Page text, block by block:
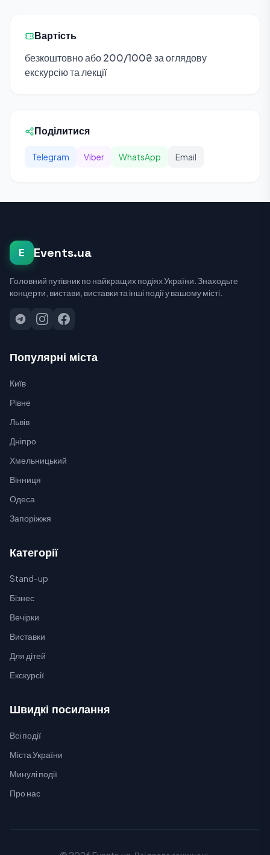
Вартість
безкоштовно або 200/100₴ за оглядову
екскурсію та лекції
Поділитися
Telegram Viber WhatsApp Email
E Events.ua
Головний путівник по найкращих подіях України. Знаходьте
концерти, вистави, виставки та інші події у вашому місті.
Популярні міста
Київ
Рівне
Львів
Дніпро
Хмельницький
Вінниця
Одеса
Запоріжжя
Категорії
Stand-up
Бізнес
Вечірки
Виставки
Для дітей
Екскурсії
Швидкі посилання
Всі події
Міста України
Минулі події
Про нас